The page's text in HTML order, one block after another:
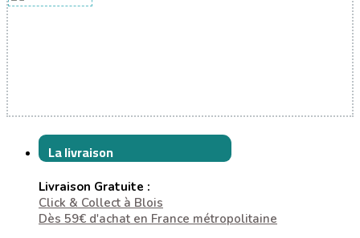
La livraison
Livraison Gratuite :
Click & Collect à Blois
Dès 59€ d'achat en France métropolitaine